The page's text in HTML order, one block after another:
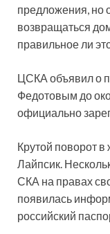
предложения, но
возвращаться
правильное ли
ЦСКА объявил о
Федотовым до
официально
Крутой поворот
Лайпсик.
СКА на правах
появилась
российский